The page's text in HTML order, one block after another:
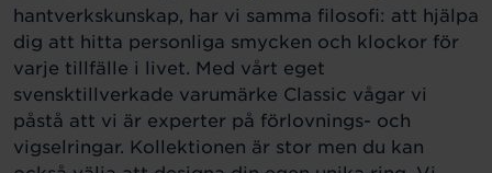
hantverkskunskap, har vi samma filosofi: att hjälpa
dig att hitta personliga smycken och klockor för
varje tillfälle i livet. Med vårt eget
svensktillverkade varumärke Classic vågar vi
påstå att vi är experter på förlovnings- och
vigselringar. Kollektionen är stor men du kan